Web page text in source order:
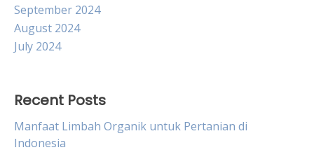
September 2024
August 2024
July 2024
Recent Posts
Manfaat Limbah Organik untuk Pertanian di
Indonesia